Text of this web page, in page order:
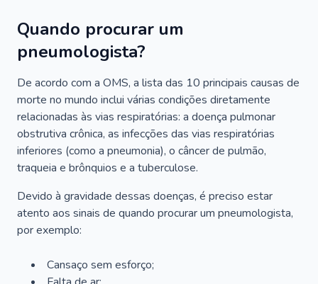
Quando procurar um
pneumologista?
De acordo com a OMS, a lista das 10 principais causas de
morte no mundo inclui várias condições diretamente
relacionadas às vias respiratórias: a doença pulmonar
obstrutiva crônica, as infecções das vias respiratórias
inferiores (como a pneumonia), o câncer de pulmão,
traqueia e brônquios e a tuberculose.
Devido à gravidade dessas doenças, é preciso estar
atento aos sinais de quando procurar um pneumologista,
por exemplo:
Cansaço sem esforço;